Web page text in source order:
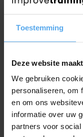
Toestemming
Deze website
We gebruiken
personaliseren, om
en om ons
informatie over uw
partners voor
Offerte
Of bel ons even op
training